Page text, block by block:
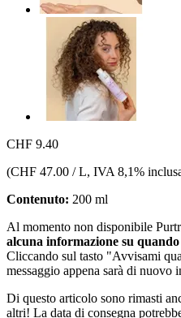
CHF 9.40
(CHF 47.00 / L, IVA 8,1%
Contenuto: 200 ml
Al momento non disponibile
alcuna informazione su
Cliccando sul tasto "Avvisami
messaggio appena sarà di nuovo
Di questo articolo sono rimasti
altri! La data di consegna